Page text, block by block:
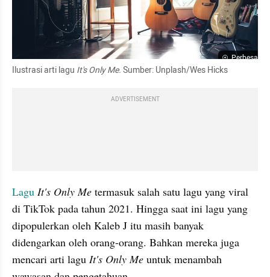
Perbesar
Ilustrasi arti lagu It's Only Me. Sumber: Unplash/Wes Hicks
ADVERTISEMENT
Lagu It's Only Me termasuk salah satu lagu yang viral
di TikTok pada tahun 2021. Hingga saat ini lagu yang
dipopulerkan oleh Kaleb J itu masih banyak
didengarkan oleh orang-orang. Bahkan mereka juga
mencari arti lagu It's Only Me untuk menambah